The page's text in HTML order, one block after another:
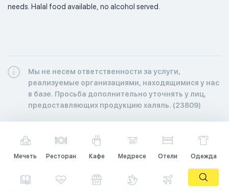
needs. Halal food available, no alcohol served.
Мы не несем ответственности за услуги,
реализуемые организациями, находящимися у нас
в базе. Просьба дополнительно уточнять у лиц,
предоставляющих продукцию халяль. (23809)
Мечеть Ресторан Кафе Медресе Отели Одежда